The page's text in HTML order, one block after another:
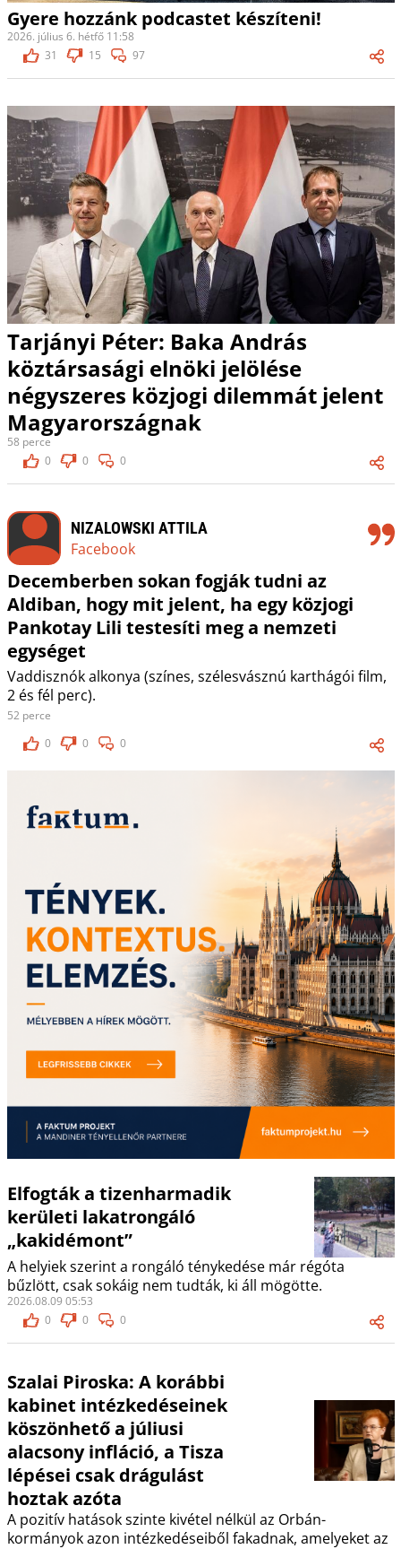
Gyere hozzánk podcastet készíteni!
2026. július 6. hétfő 11:58
31
15 97
Tarjányi Péter: Baka András
köztársasági elnöki jelölése
négyszeres közjogi dilemmát jelent
Magyarországnak
58 perce
0
0 0
NIZALOWSKI ATTILA
Facebook
Decemberben sokan fogják tudni az
Aldiban, hogy mit jelent, ha egy közjogi
Pankotay Lili testesíti meg a nemzeti
egységet
Vaddisznók alkonya (színes, szélesvásznú karthágói film,
2 és fél perc).
52 perce
0
0 0
Elfogták a tizenharmadik
kerületi lakatrongáló
„kakidémont”
A helyiek szerint a rongáló ténykedése már régóta
bűzlött, csak sokáig nem tudták, ki áll mögötte.
2026.08.09 05:53
0
0 0
Szalai Piroska: A korábbi
kabinet intézkedéseinek
köszönhető a júliusi
alacsony infláció, a Tisza
lépései csak drágulást
hoztak azóta
A pozitív hatások szinte kivétel nélkül az Orbán-
kormányok azon intézkedéseiből fakadnak, amelyeket az